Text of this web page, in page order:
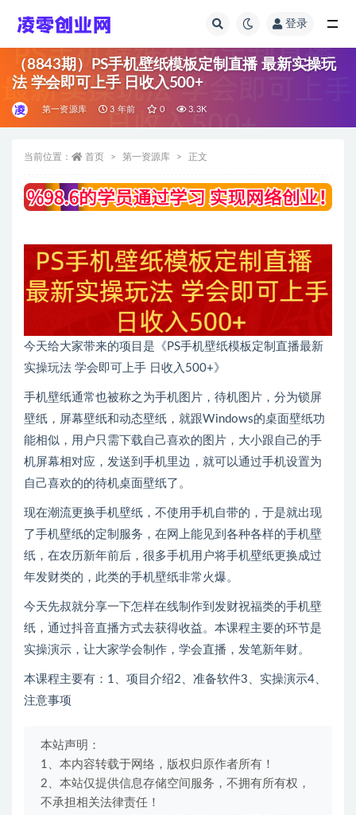
登录
（8843期）PS手机壁纸模板定制直播 最新实操玩
法 学会即可上手 日收入500+
第一资源库 3 年前 0 3.3K
当前位置： 首页 第一资源库 正文
今天给大家带来的项目是《PS手机壁纸模板定制直播最新
实操玩法 学会即可上手 日收入500+》
手机壁纸通常也被称之为手机图片，待机图片，分为锁屏
壁纸，屏幕壁纸和动态壁纸，就跟Windows的桌面壁纸功
能相似，用户只需下载自己喜欢的图片，大小跟自己的手
机屏幕相对应，发送到手机里边，就可以通过手机设置为
自己喜欢的的待机桌面壁纸了。
现在潮流更换手机壁纸，不使用手机自带的，于是就出现
了手机壁纸的定制服务，在网上能见到各种各样的手机壁
纸，在农历新年前后，很多手机用户将手机壁纸更换成过
年发财类的，此类的手机壁纸非常火爆。
今天先叔就分享一下怎样在线制作到发财祝福类的手机壁
纸，通过抖音直播方式去获得收益。本课程主要的环节是
实操演示，让大家学会制作，学会直播，发笔新年财。
本课程主要有：1、项目介绍2、准备软件3、实操演示4、
注意事项
本站声明：
1、本内容转载于网络，版权归原作者所有！
2、本站仅提供信息存储空间服务，不拥有所有权，
不承担相关法律责任！